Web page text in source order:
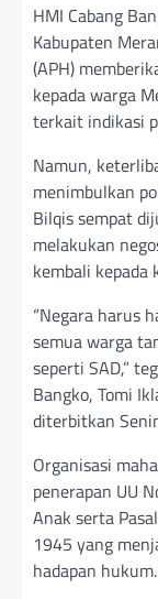
HMI Cabang
Kabupaten
(APH)
kepada warga
terkait indikasi
Namun,
menimbulkan
Bilqis sempat
melakukan
kembali kepada
“Negara harus
semua warga
seperti SAD,”
Bangko, Tomi
diterbitkan
Organisasi
penerapan UU
Anak serta
1945 yang
hadapan hukum.